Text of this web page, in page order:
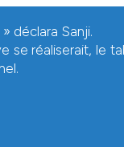
déclara Sanji.
se réaliserait, le